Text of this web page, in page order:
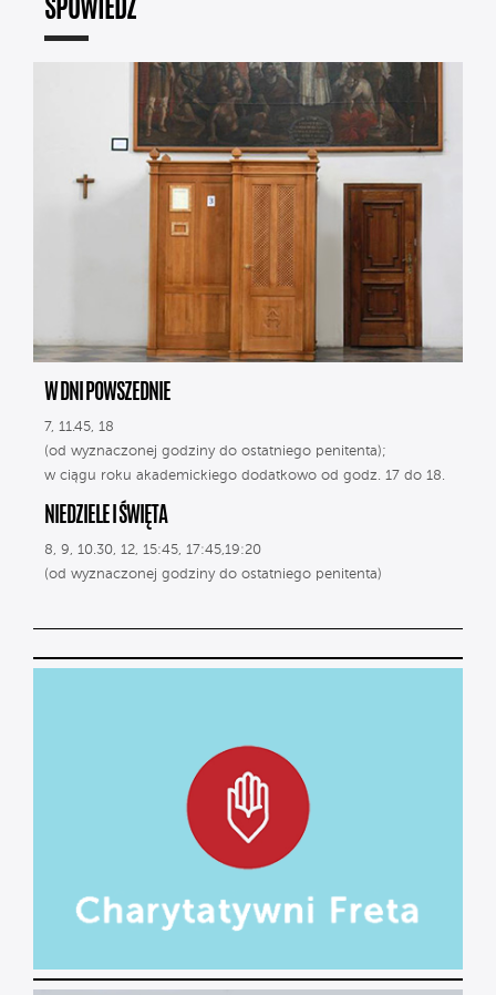
SPOWIEDŹ
W DNI POWSZEDNIE
7, 11.45, 18
(od wyznaczonej godziny do ostatniego penitenta);
w ciągu roku akademickiego dodatkowo od godz. 17 do 18.
NIEDZIELE I ŚWIĘTA
8, 9, 10.30, 12, 15:45, 17:45,19:20
(od wyznaczonej godziny do ostatniego penitenta)